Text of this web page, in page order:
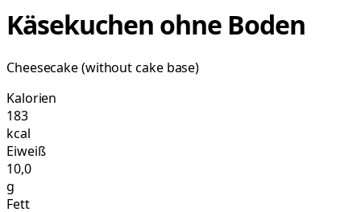
Käsekuchen ohne Boden
Cheesecake (without cake base)
Kalorien
183
kcal
Eiweiß
10,0
g
Fett